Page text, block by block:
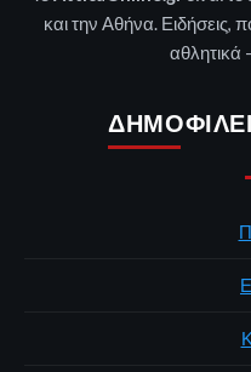
και την Αθήνα. Ειδήσεις,
αθλητικά